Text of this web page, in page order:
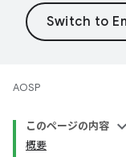
AOSP
このページの内容
概要